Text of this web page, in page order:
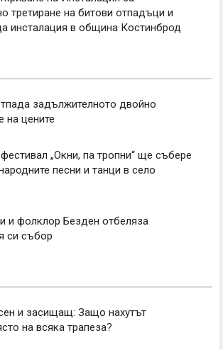
третиране на битови отпадъци и
инсталация в община Костинброд
задължителното двойно
на цените
„Окни, па тропни“ ще събере
песни и танци в село
и фолклор Безден отбеляза
си събор
и засищащ: Защо нахутът
на всяка трапеза?